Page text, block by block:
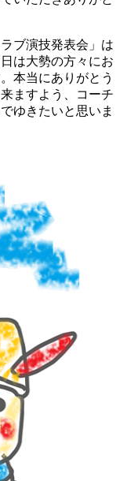
ブ演技発表会」は
は大勢の方々にお
本当にありがとう
ますよう、コーチ
ゆきたいと思いま